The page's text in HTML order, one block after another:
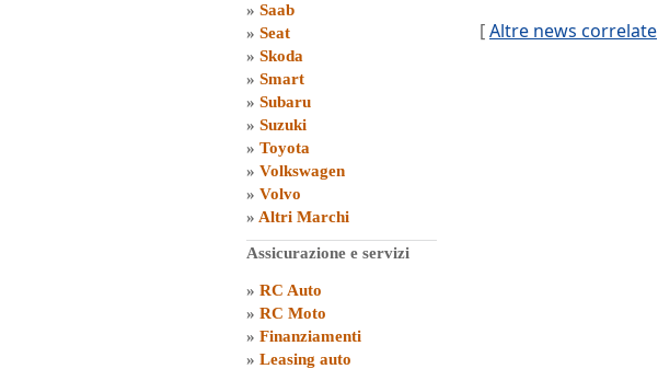
» Saab
» Seat
» Skoda
» Smart
» Subaru
» Suzuki
» Toyota
» Volkswagen
» Volvo
» Altri Marchi
Assicurazione e servizi
» RC Auto
» RC Moto
» Finanziamenti
» Leasing auto
[Altre news correlate